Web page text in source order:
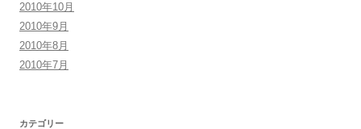
2010年10月
2010年9月
2010年8月
2010年7月
カテゴリー